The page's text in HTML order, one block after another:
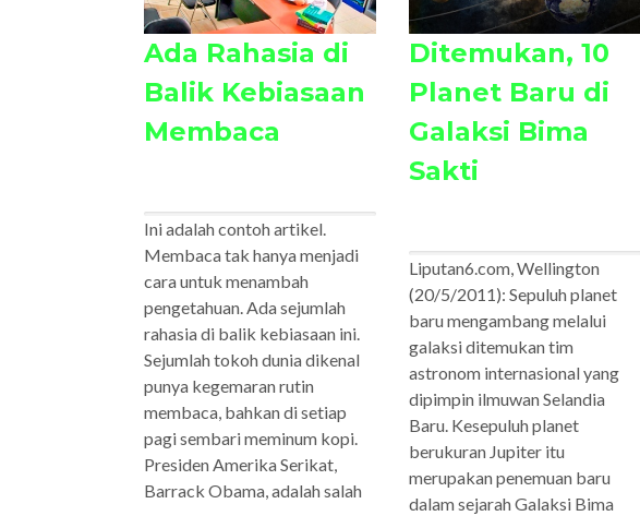
Ada Rahasia di
Balik Kebiasaan
Membaca
Ini adalah contoh artikel.
Membaca tak hanya menjadi
cara untuk menambah
pengetahuan. Ada sejumlah
rahasia di balik kebiasaan ini.
Sejumlah tokoh dunia dikenal
punya kegemaran rutin
membaca, bahkan di setiap
pagi sembari meminum kopi.
Presiden Amerika Serikat,
Barrack Obama, adalah salah
Ditemukan, 10
Planet Baru di
Galaksi Bima
Sakti
Liputan6.com, Wellington
(20/5/2011): Sepuluh planet
baru mengambang melalui
galaksi ditemukan tim
astronom internasional yang
dipimpin ilmuwan Selandia
Baru. Kesepuluh planet
berukuran Jupiter itu
merupakan penemuan baru
dalam sejarah Galaksi Bima